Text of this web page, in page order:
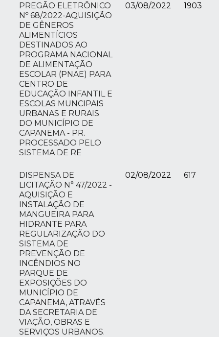
PREGÃO ELETRÔNICO
Nº 68/2022-AQUISIÇÃO
DE GÊNEROS
ALIMENTÍCIOS
DESTINADOS AO
PROGRAMA NACIONAL
DE ALIMENTAÇÃO
ESCOLAR (PNAE) PARA
CENTRO DE
EDUCAÇÃO INFANTIL E
ESCOLAS MUNCIPAIS
URBANAS E RURAIS
DO MUNICÍPIO DE
CAPANEMA - PR.
PROCESSADO PELO
SISTEMA DE RE
03/08/2022 1903
DISPENSA DE
LICITAÇÃO N° 47/2022 -
AQUISIÇÃO E
INSTALAÇÃO DE
MANGUEIRA PARA
HIDRANTE PARA
REGULARIZAÇÃO DO
SISTEMA DE
PREVENÇÃO DE
INCÊNDIOS NO
PARQUE DE
EXPOSIÇÕES DO
MUNICÍPIO DE
CAPANEMA, ATRAVÉS
DA SECRETARIA DE
VIAÇÃO, OBRAS E
SERVIÇOS URBANOS.
02/08/2022 617